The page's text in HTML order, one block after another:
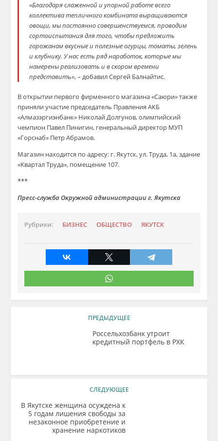
«Благодаря слаженной и упорной работе всего
коллектива тепличного комбината выращиваются
овощи, мы постоянно совершенствуемся, проводим
сортоиспытания для того, чтобы предложить
горожанам вкусные и полезные огурцы, томаты, зелень
и клубнику. У нас есть ряд наработок, которые мы
намерены реализовать и в скором времени
представить», – добавил Сергей Балнайтис.
В открытии первого фирменного магазина «Саюри» также
приняли участие председатель Правления АКБ
«Алмазэргиэнбанк» Николай Долгунов, олимпийский
чемпион Павел Пинигин, генеральный директор МУП
«Горснаб» Петр Абрамов.
Магазин находится по адресу: г. Якутск, ул. Труда, 1а, здание
«Квартал Труда», помещение 107.
***
Пресс-служба Окружной администрации г. Якутска
Рубрики: БИЗНЕС ОБЩЕСТВО ЯКУТСК
ПРЕДЫДУЩЕЕ
Россельхозбанк утроит
кредитный портфель в РХК
СЛЕДУЮЩЕЕ
В Якутске женщина осуждена к
5 годам лишения свободы за
незаконное приобретение и
хранение наркотиков